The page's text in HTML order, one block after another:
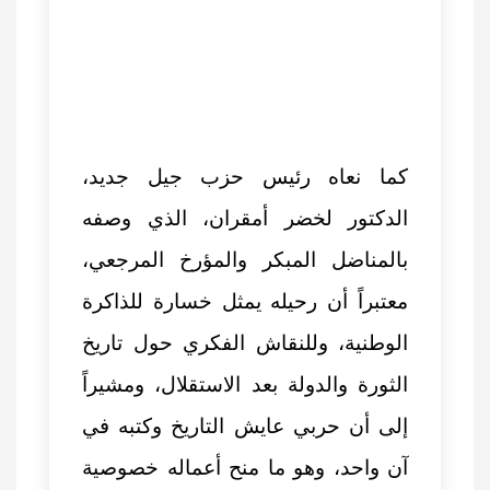
كما نعاه رئيس حزب جيل جديد،
الدكتور لخضر أمقران، الذي وصفه
بالمناضل المبكر والمؤرخ المرجعي،
معتبراً أن رحيله يمثل خسارة للذاكرة
الوطنية، وللنقاش الفكري حول تاريخ
الثورة والدولة بعد الاستقلال، ومشيراً
إلى أن حربي عايش التاريخ وكتبه في
آن واحد، وهو ما منح أعماله خصوصية